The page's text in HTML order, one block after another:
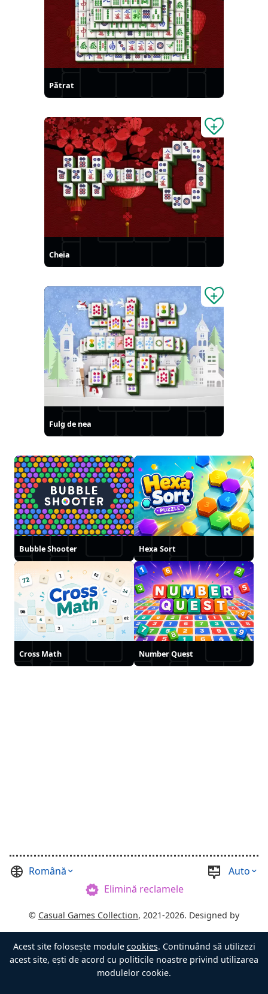
Pătrat
Cheia
Fulg de nea
Bubble Shooter Hexa Sort
Cross Math Number Quest
Română
Auto
Elimină reclamele
© Casual Games Collection, 2021-2026. Designed by
FINAL LEVEL.
Termeni
Confidențialitate Stăpânul Cufărului
Acest site folosește module cookies. Continuând să utilizezi
acest site, ești de acord cu politicile noastre privind utilizarea
modulelor cookie.